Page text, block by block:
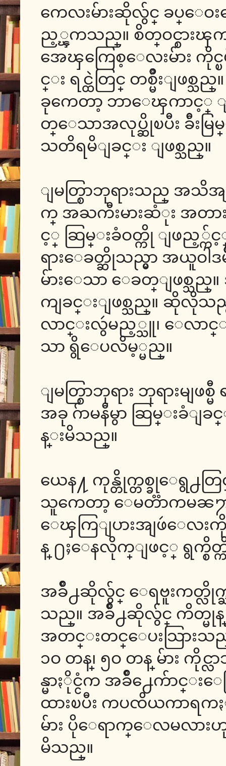
ကေလးမ်ားဆိုလွ်င္ ခပ္ေဝ
ည့္ၾကသည္။ စိတ္ဝင္စား
အေၾကြေစ့ေလးမ်ား ကို
င္း ရင္ထဲတြင္ တစ္မ်ိဳးျဖစ္
ခုကေတာ့ ဘာေၾကာင့္ ျမ
တ္ေသာအလုပ္ဆိုၿပီး ခ်ီးမြ
သတိရမိျခင္း ျဖစ္သည္။
ျမတ္စြာဘုရားသည္ အသိအ
က္ အႀကီးမားဆံုး အတား
င့္ ဆြမ္းခံဝတ္ကို ျဖည့္က်င့္
ရားေခတ္ဆိုသည္မွာ အယူဝါ
မ်ားေသာ ေခတ္ျဖစ္သည္
ကျခင္းျဖစ္သည္။ ဆိုလိုသည္မွ
လာင္းလွဴမည့္သူ၊ ေလာင္
သာ ရွိေပလိမ့္မည္။
ျမတ္စြာဘုရား ဘုရားမျ
အခု ဂ်ာမနီမွာ ဆြမ္းခံျ
န္းမိသည္။
ယေန႔ ကုန္တိုက္တစ္ခုေရွ႕တ
သူကေတာ့ ေမတၱာကမၼ႒
ေၾကြျပားအျဖဴေလ
န္ ႐ႈေနလိုက္ျဖင့္ ရွက္စိ
အခ်ိဳ႕ဆိုလွ်င္ ေရဗူးကတ္လိုက္
သည္။ အခ်ိဳ႕ဆိုလွ်င္ ကိတ္မု
အတင္းတင္ေပးသြားသ
၁ဝ တန္၊ ၅ဝ တန္ မ်ား ကိုင္
န္မာႏိုင္ငံက အခ်ိဳ႕ေက်ာင္း
ထားၿပီး ကပၸိယကာရက
မ်ား ပိုေရာက္ေလမလာ
မိသည္။